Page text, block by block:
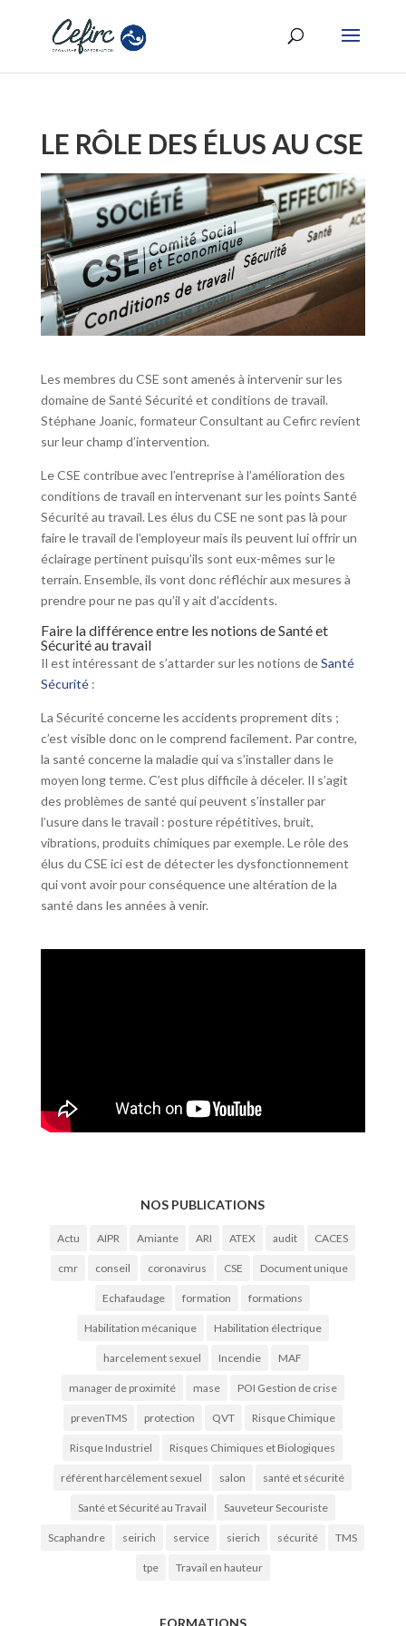
LE RÔLE DES ÉLUS AU CSE
Les membres du CSE sont amenés à intervenir sur les
domaine de Santé Sécurité et conditions de travail.
Stéphane Joanic, formateur Consultant au Cefirc revient
sur leur champ d’intervention.
Le CSE contribue avec l’entreprise à l’amélioration des
conditions de travail en intervenant sur les points Santé
Sécurité au travail. Les élus du CSE ne sont pas là pour
faire le travail de l’employeur mais ils peuvent lui offrir un
éclairage pertinent puisqu’ils sont eux-mêmes sur le
terrain. Ensemble, ils vont donc réfléchir aux mesures à
prendre pour ne pas qu’il y ait d’accidents.
Faire la différence entre les notions de Santé et
Sécurité au travail
Il est intéressant de s’attarder sur les notions deSanté
Sécurité:
La Sécurité concerne les accidents proprement dits ;
c’est visible donc on le comprend facilement. Par contre,
la santé concerne la maladie qui va s’installer dans le
moyen long terme. C’est plus difficile à déceler. Il s’agit
des problèmes de santé qui peuvent s’installer par
l’usure dans le travail : posture répétitives, bruit,
vibrations, produits chimiques par exemple. Le rôle des
élus du CSE ici est de détecter les dysfonctionnement
qui vont avoir pour conséquence une altération de la
santé dans les années à venir.
NOS PUBLICATIONS
Actu AIPR Amiante ARI ATEX audit CACES
cmr conseil coronavirus CSE Document unique
Echafaudage formation formations
Habilitation mécanique Habilitation électrique
harcelement sexuel Incendie MAF
manager de proximité mase POI Gestion de crise
prevenTMS protection QVT Risque Chimique
Risque Industriel Risques Chimiques et Biologiques
référent harcèlement sexuel salon santé et sécurité
Santé et Sécurité au Travail Sauveteur Secouriste
Scaphandre seirich service sierich sécurité TMS
tpe Travail en hauteur
FORMATIONS